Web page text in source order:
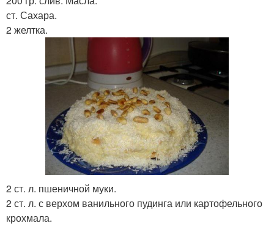
ст. Сахара.
2 желтка.
2 ст. л. пшеничной муки.
2 ст. л. с верхом ванильного пудинга или картофельного
крохмала.